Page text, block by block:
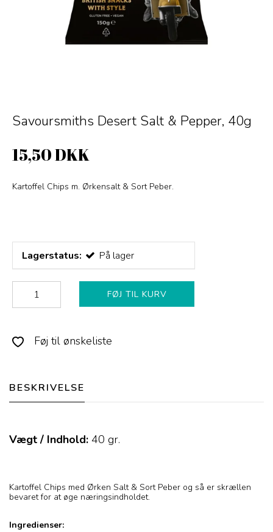
Savoursmiths Desert Salt & Pepper, 40g
15,50 DKK
Kartoffel Chips m. Ørkensalt & Sort Peber.
Lagerstatus: På lager
FØJ TIL KURV
Føj til ønskeliste
BESKRIVELSE
Vægt / Indhold: 40 gr.
Kartoffel Chips med Ørken Salt & Sort Peber og så er skrællen
bevaret for at øge næringsindholdet.
Ingredienser: